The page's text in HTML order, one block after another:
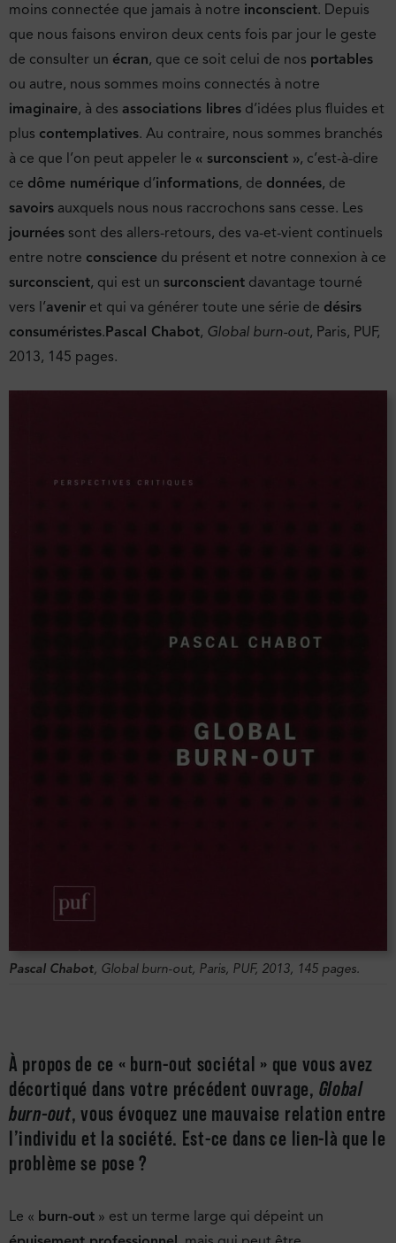
moins connectée que jamais à notre inconscient. Depuis
que nous faisons environ deux cents fois par jour le geste
de consulter un écran, que ce soit celui de nos portables
ou autre, nous sommes moins connectés à notre
imaginaire, à des associations libres d’idées plus fluides et
plus contemplatives. Au contraire, nous sommes branchés
à ce que l’on peut appeler le « surconscient », c’est-à-dire
ce dôme numérique d’informations, de données, de
savoirs auxquels nous nous raccrochons sans cesse. Les
journées sont des allers-retours, des va-et-vient continuels
entre notre conscience du présent et notre connexion à ce
surconscient, qui est un surconscient davantage tourné
vers l’avenir et qui va générer toute une série de désirs
consuméristes.Pascal Chabot, Global burn-out, Paris, PUF,
2013, 145 pages.
Pascal Chabot, Global burn-out, Paris, PUF, 2013, 145 pages.
À propos de ce « burn-out sociétal » que vous avez
décortiqué dans votre précédent ouvrage, Global
burn-out, vous évoquez une mauvaise relation entre
l’individu et la société. Est-ce dans ce lien-là que le
problème se pose ?
Le « burn-out » est un terme large qui dépeint un